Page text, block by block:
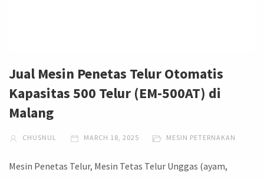
Jual Mesin Penetas Telur Otomatis
Kapasitas 500 Telur (EM-500AT) di
Malang
CHUSNUL MARCH 18, 2025 MESIN PETERNAKAN
Mesin Penetas Telur, Mesin Tetas Telur Unggas (ayam,